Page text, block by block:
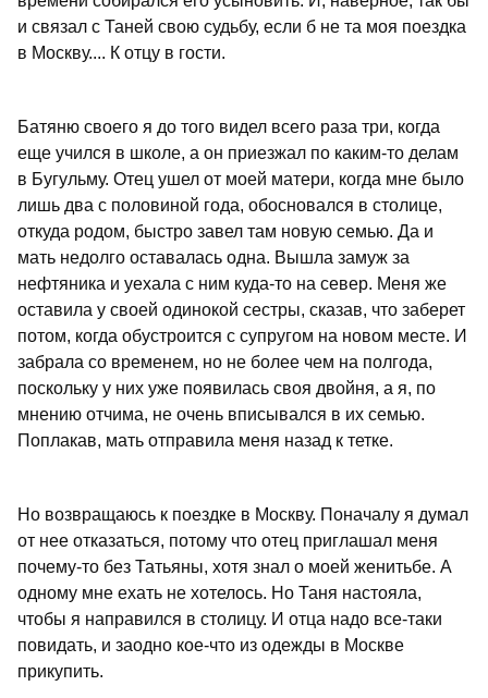
и связал с Таней свою судьбу, если б не та моя поездка
в Москву.... К отцу в гости.
Батяню своего я до того видел всего раза три, когда
еще учился в школе, а он приезжал по каким-то делам
в Бугульму. Отец ушел от моей матери, когда мне было
лишь два с половиной года, обосновался в столице,
откуда родом, быстро завел там новую семью. Да и
мать недолго оставалась одна. Вышла замуж за
нефтяника и уехала с ним куда-то на север. Меня же
оставила у своей одинокой сестры, сказав, что заберет
потом, когда обустроится с супругом на новом месте. И
забрала со временем, но не более чем на полгода,
поскольку у них уже появилась своя двойня, а я, по
мнению отчима, не очень вписывался в их семью.
Поплакав, мать отправила меня назад к тетке.
Но возвращаюсь к поездке в Москву. Поначалу я думал
от нее отказаться, потому что отец приглашал меня
почему-то без Татьяны, хотя знал о моей женитьбе. А
одному мне ехать не хотелось. Но Таня настояла,
чтобы я направился в столицу. И отца надо все-таки
повидать, и заодно кое-что из одежды в Москве
прикупить.